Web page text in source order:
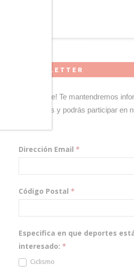
NEWSLETTER
¡Regístrate! Te mantendremos
novedades y podrás participar en
Dirección Email *
Código Postal *
Especifica en que deportes
interesado: *
Ciclismo